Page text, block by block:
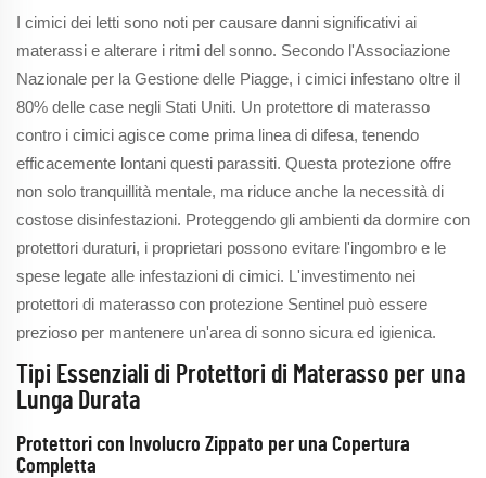
I cimici dei letti sono noti per causare danni significativi ai
materassi e alterare i ritmi del sonno. Secondo l'Associazione
Nazionale per la Gestione delle Piagge, i cimici infestano oltre il
80% delle case negli Stati Uniti. Un protettore di materasso
contro i cimici agisce come prima linea di difesa, tenendo
efficacemente lontani questi parassiti. Questa protezione offre
non solo tranquillità mentale, ma riduce anche la necessità di
costose disinfestazioni. Proteggendo gli ambienti da dormire con
protettori duraturi, i proprietari possono evitare l'ingombro e le
spese legate alle infestazioni di cimici. L'investimento nei
protettori di materasso con protezione Sentinel può essere
prezioso per mantenere un'area di sonno sicura ed igienica.
Tipi Essenziali di Protettori di Materasso per una
Lunga Durata
Protettori con Involucro Zippato per una Copertura
Completta